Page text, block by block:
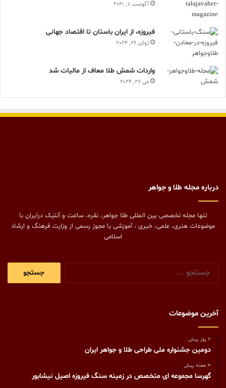
آگوست 7, 2021
فیروزه، از ایران باستان تا اقتصاد جهانی
ژوئن 26, 2024
واردات شمش طلا معاف از مالیات شد
می 27, 2024
درباره مجله طلا و جواهر
تنها مجله تخصصی بین المللی طلا جواهر، نقره، ساعت و آنتیک درایران با
موضوعات هنری، علمی، خبری ، آموزشی با مجوز رسمی از وزارت فرهنگ و ارشاد
اسلامی
آخرین موضوعات
2 روز پیش
دومین جشنواره ملی طراحی طلا و جواهر ایران
3 هفته پیش
گهرسا مجموعه ای متخصص در زمینه سنگ فیروزه اصیل نیشابور